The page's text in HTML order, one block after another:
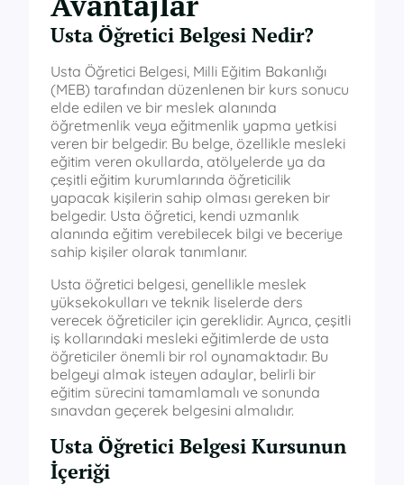
Usta Öğretici Belgesi Nedir?
Usta Öğretici Belgesi, Milli Eğitim Bakanlığı
(MEB) tarafından düzenlenen bir kurs sonucu
elde edilen ve bir meslek alanında
öğretmenlik veya eğitmenlik yapma yetkisi
veren bir belgedir. Bu belge, özellikle mesleki
eğitim veren okullarda, atölyelerde ya da
çeşitli eğitim kurumlarında öğreticilik
yapacak kişilerin sahip olması gereken bir
belgedir. Usta öğretici, kendi uzmanlık
alanında eğitim verebilecek bilgi ve beceriye
sahip kişiler olarak tanımlanır.
Usta öğretici belgesi, genellikle meslek
yüksekokulları ve teknik liselerde ders
verecek öğreticiler için gereklidir. Ayrıca, çeşitli
iş kollarındaki mesleki eğitimlerde de usta
öğreticiler önemli bir rol oynamaktadır. Bu
belgeyi almak isteyen adaylar, belirli bir
eğitim sürecini tamamlamalı ve sonunda
sınavdan geçerek belgesini almalıdır.
Usta Öğretici Belgesi Kursunun
İçeriği